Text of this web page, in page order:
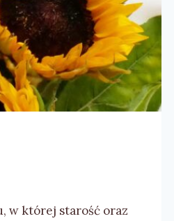
w której starość oraz